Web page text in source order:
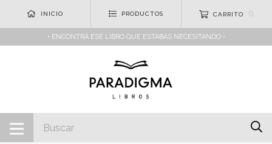
INICIO PRODUCTOS CARRITO 0
• ENCONTRÁ ESE LIBRO QUE ESTABAS NECESITANDO •